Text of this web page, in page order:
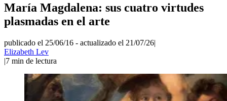
María Magdalena: sus cuatro virtudes
plasmadas en el arte
publicado el 25/06/16 - actualizado el 21/07/26|
Elizabeth Lev
|7 min de lectura